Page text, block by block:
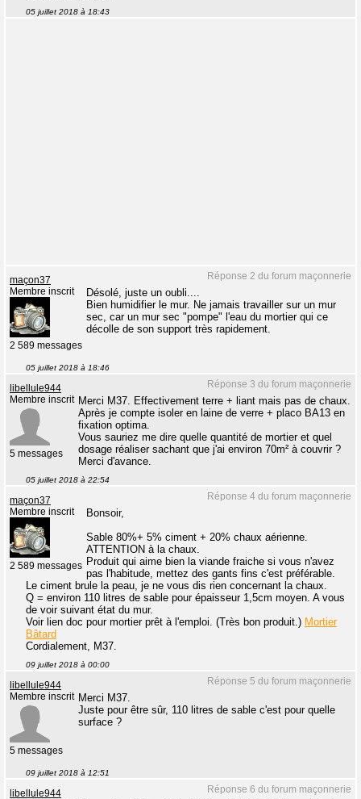
05 juillet 2018 à 18:43
Réponse 2 du forum maçonnerie
maçon37
Membre inscrit
2 589 messages
Désolé, juste un oubli....
Bien humidifier le mur. Ne jamais travailler sur un mur
sec, car un mur sec "pompe" l'eau du mortier qui ce
décolle de son support très rapidement.
05 juillet 2018 à 18:46
Réponse 3 du forum maçonnerie
libellule944
Membre inscrit
5 messages
Merci M37. Effectivement terre + liant mais pas de chaux.
Après je compte isoler en laine de verre + placo BA13 en
fixation optima.
Vous sauriez me dire quelle quantité de mortier et quel
dosage réaliser sachant que j'ai environ 70m² à couvrir ?
Merci d'avance.
05 juillet 2018 à 22:54
Réponse 4 du forum maçonnerie
maçon37
Membre inscrit
2 589 messages
Bonsoir,
Sable 80%+ 5% ciment + 20% chaux aérienne.
ATTENTION à la chaux.
Produit qui aime bien la viande fraiche si vous n'avez
pas l'habitude, mettez des gants fins c'est préférable.
Le ciment brule la peau, je ne vous dis rien concernant la chaux.
Q = environ 110 litres de sable pour épaisseur 1,5cm moyen. A vous
de voir suivant état du mur.
Voir lien doc pour mortier prêt à l'emploi. (Très bon produit.) Mortier
Bâtard
Cordialement, M37.
09 juillet 2018 à 00:00
Réponse 5 du forum maçonnerie
libellule944
Membre inscrit
5 messages
Merci M37.
Juste pour être sûr, 110 litres de sable c'est pour quelle
surface ?
09 juillet 2018 à 12:51
Réponse 6 du forum maçonnerie
libellule944